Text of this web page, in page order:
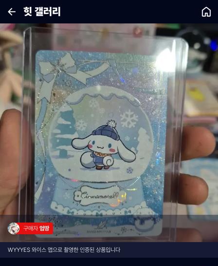
힛 갤러리
구매자 엄땅
WYYYES 와이스 앱으로 촬영한 인증된 상품입니다